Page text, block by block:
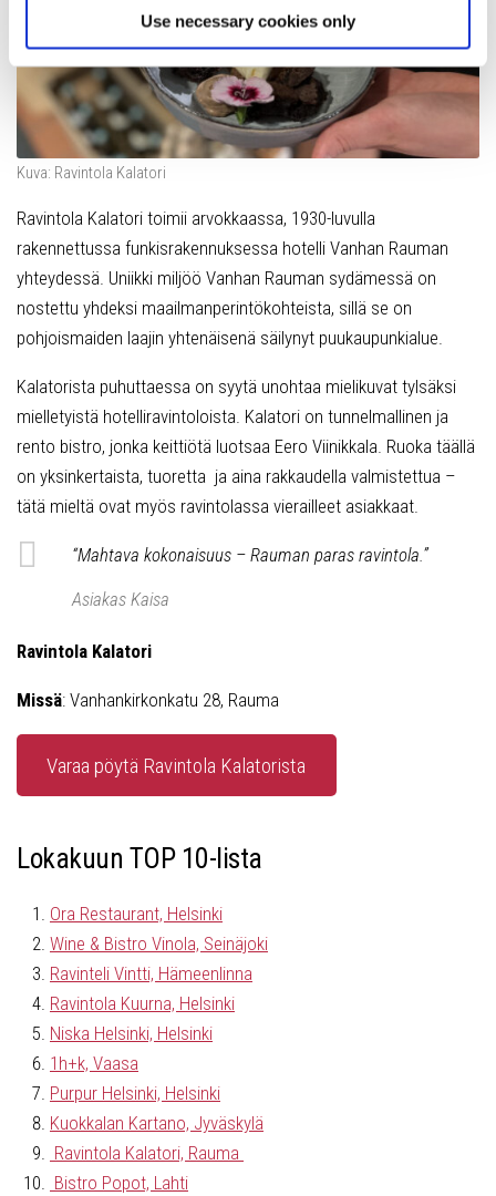
Use necessary cookies only
Kuva: Ravintola Kalatori
Ravintola Kalatori toimii arvokkaassa, 1930-luvulla
rakennettussa funkisrakennuksessa hotelli Vanhan Rauman
yhteydessä. Uniikki miljöö Vanhan Rauman sydämessä on
nostettu yhdeksi maailmanperintökohteista, sillä se on
pohjoismaiden laajin yhtenäisenä säilynyt puukaupunkialue.
Kalatorista puhuttaessa on syytä unohtaa mielikuvat tylsäksi
mielletyistä hotelliravintoloista. Kalatori on tunnelmallinen ja
rento bistro, jonka keittiötä luotsaa Eero Viinikkala. Ruoka täällä
on yksinkertaista, tuoretta ja aina rakkaudella valmistettua –
tätä mieltä ovat myös ravintolassa vierailleet asiakkaat.
“Mahtava kokonaisuus – Rauman paras ravintola.”
Asiakas Kaisa
Ravintola Kalatori
Missä: Vanhankirkonkatu 28, Rauma
Varaa pöytä Ravintola Kalatorista
Lokakuun TOP 10-lista
Ora Restaurant, Helsinki
Wine & Bistro Vinola, Seinäjoki
Ravinteli Vintti, Hämeenlinna
Ravintola Kuurna, Helsinki
Niska Helsinki, Helsinki
1h+k, Vaasa
Purpur Helsinki, Helsinki
Kuokkalan Kartano, Jyväskylä
Ravintola Kalatori, Rauma
Bistro Popot, Lahti